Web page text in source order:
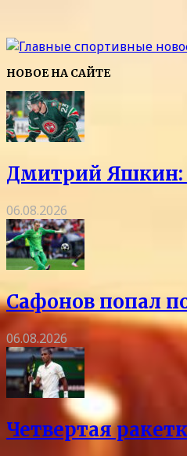
НОВОЕ НА САЙТЕ
Дмитрий Яшкин:
06.08.2026
Сафонов попал
06.08.2026
Четвертая